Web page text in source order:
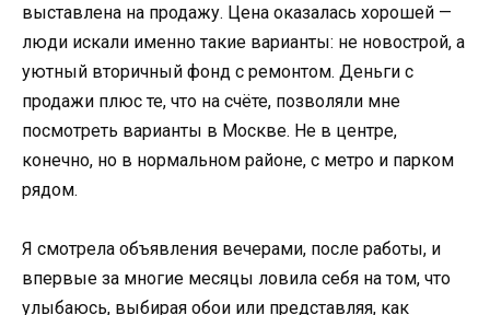
выставлена на продажу. Цена оказалась хорошей —
люди искали именно такие варианты: не новострой, а
уютный вторичный фонд с ремонтом. Деньги с
продажи плюс те, что на счёте, позволяли мне
посмотреть варианты в Москве. Не в центре,
конечно, но в нормальном районе, с метро и парком
рядом.
Я смотрела объявления вечерами, после работы, и
впервые за многие месяцы ловила себя на том, что
улыбаюсь, выбирая обои или представляя, как